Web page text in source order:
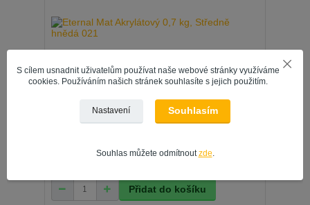
ks
Přidat do košíku
S cílem usnadnit uživatelům používat naše webové stránky využíváme
cookies. Používáním našich stránek souhlasíte s jejich použitím.
Nastavení Souhlasím
Souhlas můžete odmítnoutzde.